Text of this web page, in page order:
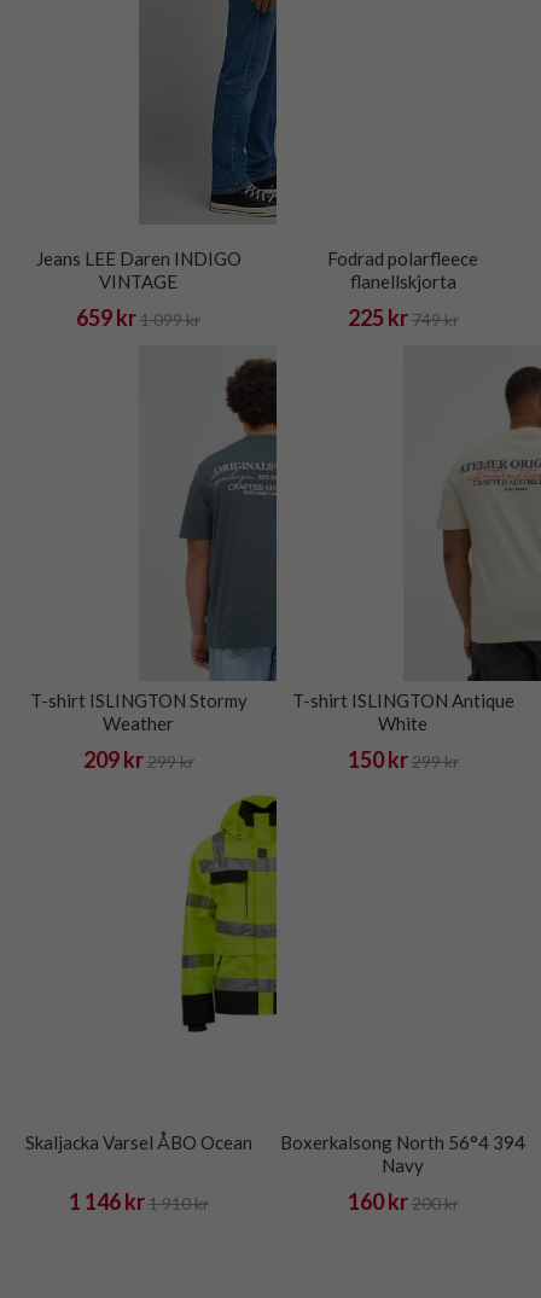
Jeans LEE Daren INDIGO
VINTAGE
659 kr1 099 kr
Fodrad polarfleece
flanellskjorta
225 kr 749 kr
T-shirt ISLINGTON Stormy
Weather
209 kr 299 kr
T-shirt ISLINGTON Antique
White
150 kr 299 kr
Skaljacka Varsel ÅBO Ocean
1 146 kr 1 910 kr
Boxerkalsong North 56°4 394
Navy
160 kr 200 kr